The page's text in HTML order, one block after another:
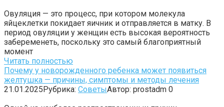
Овуляция — это процесс, при котором молекула
яйцеклетки покидает яичник и отправляется в матку. В
период овуляции у женщин есть высокая вероятность
забеременеть, поскольку это самый благоприятный
момент
Читать полностью
Почему у новорожденного ребенка может появиться
желтушка — причины, симптомы и методы лечения
21.01.2025Рубрика: СоветыАвтор: prostadm 0